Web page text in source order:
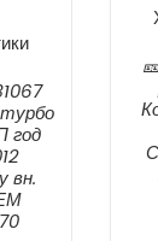
год
вн.